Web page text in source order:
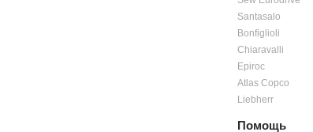
Santasalo
Bonfiglioli
Chiaravalli
Epiroc
Atlas Copco
Liebherr
Помощь